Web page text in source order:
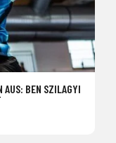
AUS: BEN SZILAGYI